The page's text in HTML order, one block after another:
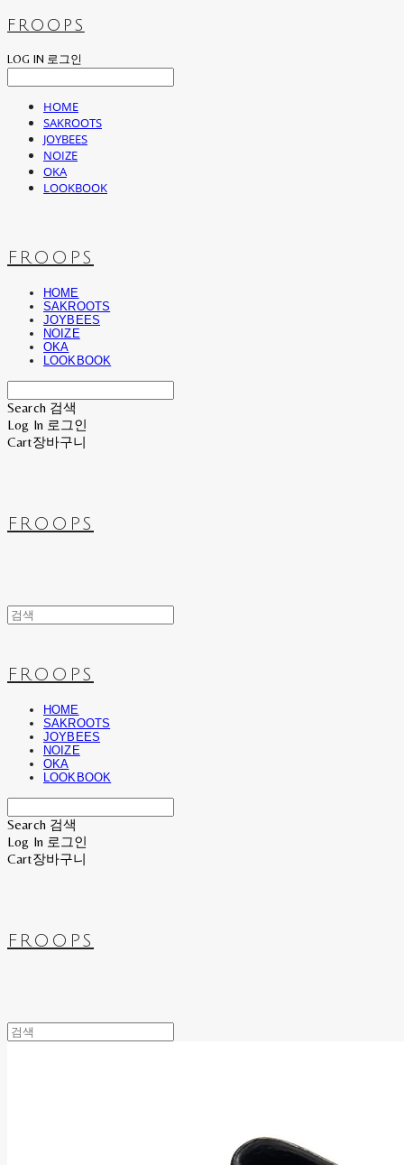
FROOPS
LOG IN 로그인
HOME
SAKROOTS
JOYBEES
NOIZE
OKA
LOOKBOOK
FROOPS
HOME
SAKROOTS
JOYBEES
NOIZE
OKA
LOOKBOOK
Search 검색
Log In 로그인
Cart장바구니
FROOPS
FROOPS
HOME
SAKROOTS
JOYBEES
NOIZE
OKA
LOOKBOOK
Search 검색
Log In 로그인
Cart장바구니
FROOPS